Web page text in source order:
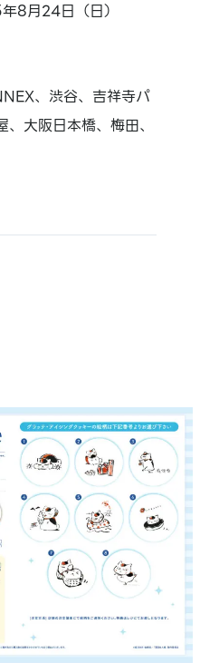
8月24日（日）
、渋谷、吉祥寺パ
大阪日本橋、梅田、